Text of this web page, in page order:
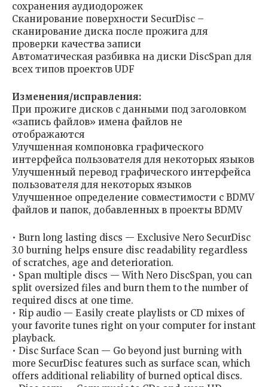
сохранения аудиодорожек
Сканирование поверхности SecurDisc –
сканирование диска после прожига для
проверки качества записи
Автоматическая разбивка на диски DiscSpan для
всех типов проектов UDF
Изменения/исправления:
При прожиге дисков с данными под заголовком
«запись файлов» имена файлов не
отображаются
Улучшенная компоновка графического
интерфейса пользователя для некоторых языков
Улучшенный перевод графического интерфейса
пользователя для некоторых языков
Улучшенное определение совместимости с BDMV
файлов и папок, добавленных в проекты BDMV
• Burn long lasting discs — Exclusive Nero SecurDisc
3.0 burning helps ensure disc readability regardless
of scratches, age and deterioration.
• Span multiple discs — With Nero DiscSpan, you can
split oversized files and burn them to the number of
required discs at one time.
• Rip audio — Easily create playlists or CD mixes of
your favorite tunes right on your computer for instant
playback.
• Disc Surface Scan — Go beyond just burning with
more SecurDisc features such as surface scan, which
offers additional reliability of burned optical discs.